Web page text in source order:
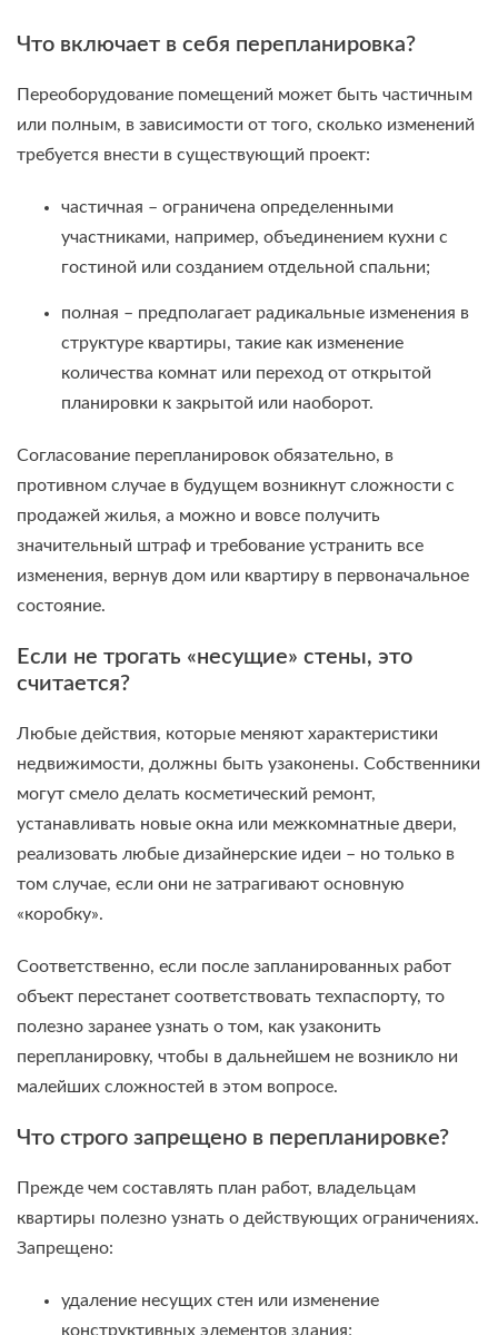
Что включает в себя перепланировка?
Переоборудование помещений может быть частичным
или полным, в зависимости от того, сколько изменений
требуется внести в существующий проект:
частичная – ограничена определенными
участниками, например, объединением кухни с
гостиной или созданием отдельной спальни;
полная – предполагает радикальные изменения в
структуре квартиры, такие как изменение
количества комнат или переход от открытой
планировки к закрытой или наоборот.
Согласование перепланировок обязательно, в
противном случае в будущем возникнут сложности с
продажей жилья, а можно и вовсе получить
значительный штраф и требование устранить все
изменения, вернув дом или квартиру в первоначальное
состояние.
Если не трогать «несущие» стены, это
считается?
Любые действия, которые меняют характеристики
недвижимости, должны быть узаконены. Собственники
могут смело делать косметический ремонт,
устанавливать новые окна или межкомнатные двери,
реализовать любые дизайнерские идеи – но только в
том случае, если они не затрагивают основную
«коробку».
Соответственно, если после запланированных работ
объект перестанет соответствовать техпаспорту, то
полезно заранее узнать о том, как узаконить
перепланировку, чтобы в дальнейшем не возникло ни
малейших сложностей в этом вопросе.
Что строго запрещено в перепланировке?
Прежде чем составлять план работ, владельцам
квартиры полезно узнать о действующих ограничениях.
Запрещено:
удаление несущих стен или изменение
конструктивных элементов здания;